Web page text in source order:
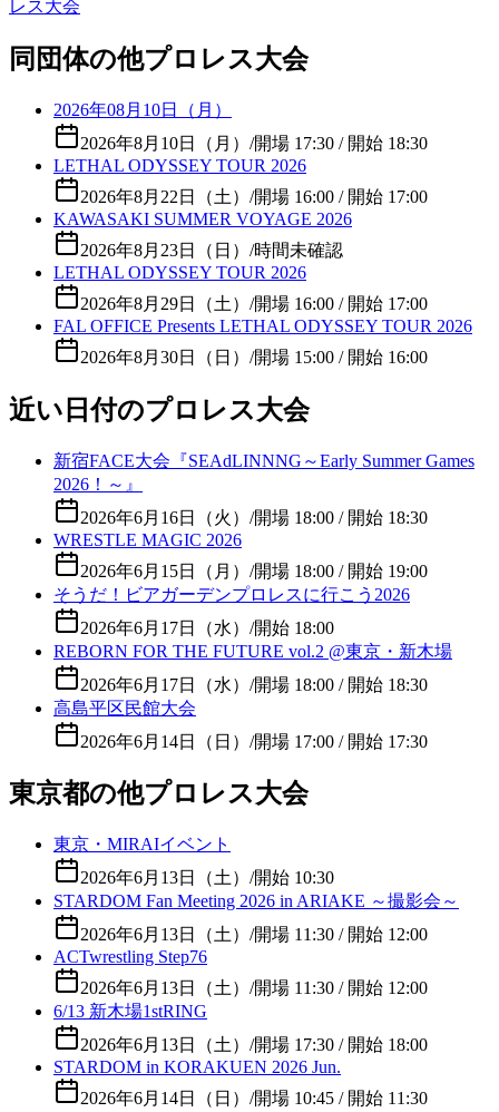
レス大会
同団体の他プロレス大会
2026年08月10日（月）
2026年8月10日（月） /開場 17:30 / 開始 18:30
LETHAL ODYSSEY TOUR 2026
2026年8月22日（土） /開場 16:00 / 開始 17:00
KAWASAKI SUMMER VOYAGE 2026
2026年8月23日（日） /時間未確認
LETHAL ODYSSEY TOUR 2026
2026年8月29日（土） /開場 16:00 / 開始 17:00
FAL OFFICE Presents LETHAL ODYSSEY TOUR 2026
2026年8月30日（日） /開場 15:00 / 開始 16:00
近い日付のプロレス大会
新宿FACE大会『SEAdLINNNG～Early Summer Games
2026！～』
2026年6月16日（火） /開場 18:00 / 開始 18:30
WRESTLE MAGIC 2026
2026年6月15日（月） /開場 18:00 / 開始 19:00
そうだ！ビアガーデンプロレスに行こう2026
2026年6月17日（水） /開始 18:00
REBORN FOR THE FUTURE vol.2 @東京・新木場
2026年6月17日（水） /開場 18:00 / 開始 18:30
高島平区民館大会
2026年6月14日（日） /開場 17:00 / 開始 17:30
東京都の他プロレス大会
東京・MIRAIイベント
2026年6月13日（土） /開始 10:30
STARDOM Fan Meeting 2026 in ARIAKE ～撮影会～
2026年6月13日（土） /開場 11:30 / 開始 12:00
ACTwrestling Step76
2026年6月13日（土） /開場 11:30 / 開始 12:00
6/13 新木場1stRING
2026年6月13日（土） /開場 17:30 / 開始 18:00
STARDOM in KORAKUEN 2026 Jun.
2026年6月14日（日） /開場 10:45 / 開始 11:30